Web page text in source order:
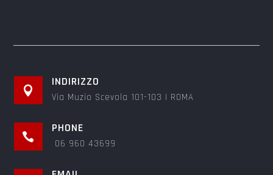

INDIRIZZO
Via Muzio Scevola 101-103 | ROMA

PHONE
06 960 43699